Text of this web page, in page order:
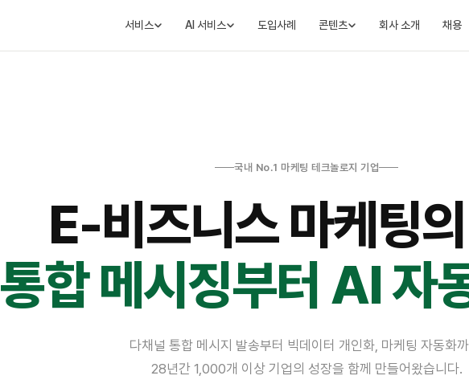
서비스 AI 서비스 도입사례 콘텐츠 회사 소개 채용
국내 No.1 마케팅 테크놀로지 기업
E-비즈니스 마케팅
통합 메시징부터 AI 자
다채널 통합 메시지 발송부터 빅데이터 개인화, 마케팅 자동화
28년간 1,000개 이상 기업의 성장을 함께 만들어왔습니다.